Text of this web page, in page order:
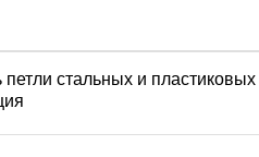
петли стальных и пластиковых